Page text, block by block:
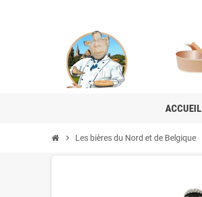
ACCUEIL
chevron_right Les bières du Nord et de Belgique